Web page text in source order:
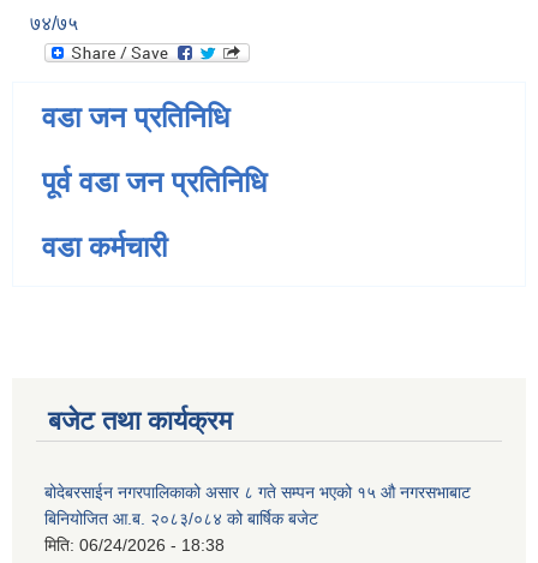
७४/७५
वडा जन प्रतिनिधि
पूर्व वडा जन प्रतिनिधि
वडा कर्मचारी
बजेट तथा कार्यक्रम
बोदेबरसाईन नगरपालिकाको असार ८ गते सम्पन भएको १५ ‍‍‍औ नगरसभाबाट
बिनियोजित आ.ब. २०८३/०८४ को बार्षिक बजेट
मिति: 06/24/2026 - 18:38